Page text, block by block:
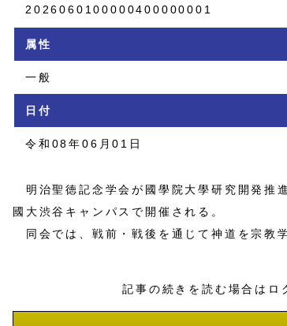
2026060100000400000001
属性
一般
日付
令和08年06月01日
明治聖徳記念学会が國學院大學研究開発推
國大渋谷キャンパスで開催される。
同会では、戦前・戦後を通じて神道を宗教
記事の続きを読む場合はロ